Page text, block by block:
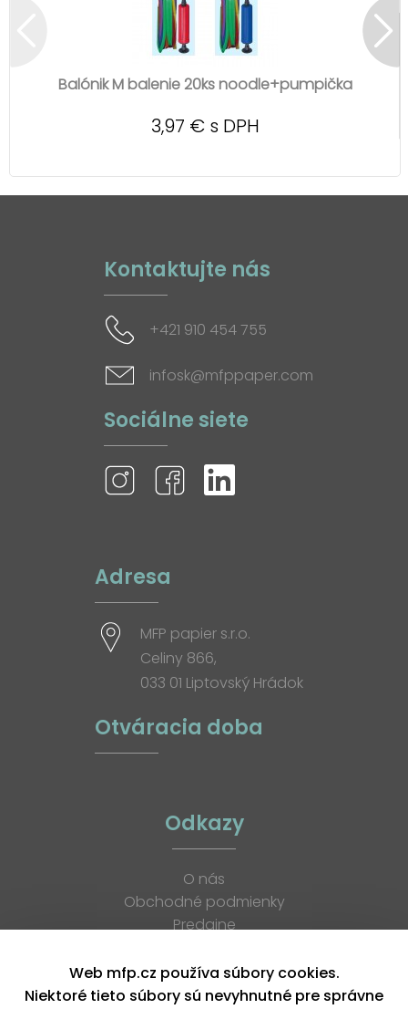
Balónik M balenie 20ks noodle+pumpička
3,97 € s DPH
Kontaktujte nás
+421 910 454 755
infosk@mfppaper.com
Sociálne siete
Adresa
MFP papier s.r.o.
Celiny 866,
033 01 Liptovský Hrádok
Otváracia doba
Odkazy
O nás
Obchodné podmienky
Predajne
K stiahnutiu
Blog
Web mfp.cz používa súbory cookies.
Niektoré tieto súbory sú nevyhnutné pre správne